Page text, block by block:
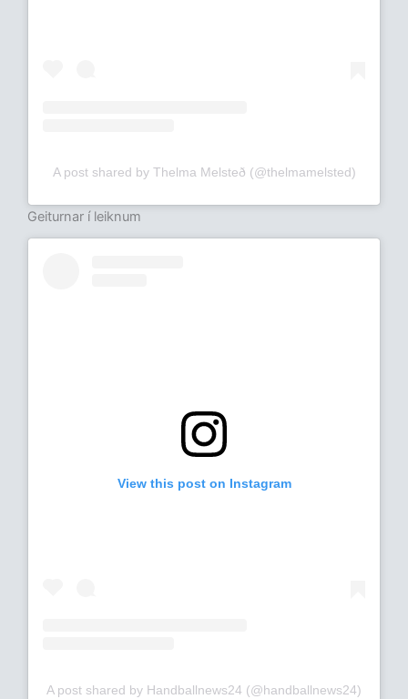
A post shared by Thelma Melsteð (@thelmamelsted)
Geiturnar í leiknum
View this post on Instagram
A post shared by Handballnews24 (@handballnews24)